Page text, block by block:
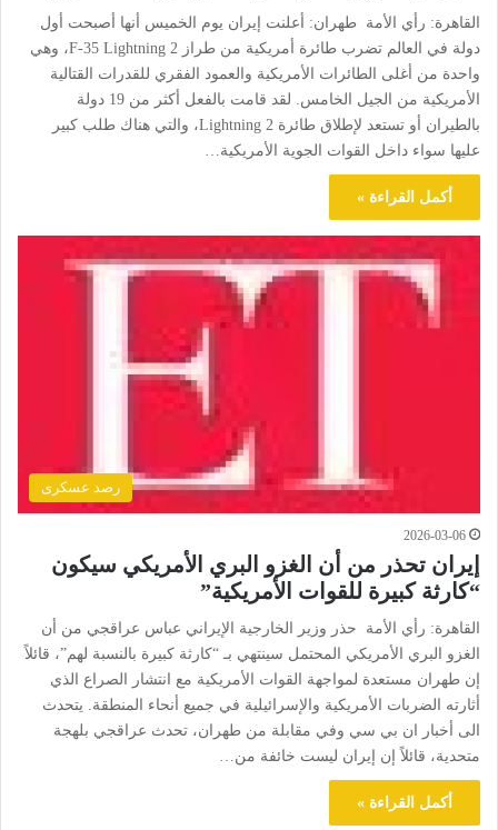
القاهرة: رأي الأمة طهران: أعلنت إيران يوم الخميس أنها أصبحت أول
دولة في العالم تضرب طائرة أمريكية من طراز F-35 Lightning 2، وهي
واحدة من أغلى الطائرات الأمريكية والعمود الفقري للقدرات القتالية
الأمريكية من الجيل الخامس. لقد قامت بالفعل أكثر من 19 دولة
بالطيران أو تستعد لإطلاق طائرة Lightning 2، والتي هناك طلب كبير
عليها سواء داخل القوات الجوية الأمريكية…
أكمل القراءة »
رصد عسكرى
2026-03-06
إيران تحذر من أن الغزو البري الأمريكي سيكون
“كارثة كبيرة للقوات الأمريكية”
القاهرة: رأي الأمة حذر وزير الخارجية الإيراني عباس عراقجي من أن
الغزو البري الأمريكي المحتمل سينتهي بـ “كارثة كبيرة بالنسبة لهم”، قائلاً
إن طهران مستعدة لمواجهة القوات الأمريكية مع انتشار الصراع الذي
أثارته الضربات الأمريكية والإسرائيلية في جميع أنحاء المنطقة. يتحدث
الى أخبار ان بي سي وفي مقابلة من طهران، تحدث عراقجي بلهجة
متحدية، قائلاً إن إيران ليست خائفة من…
أكمل القراءة »